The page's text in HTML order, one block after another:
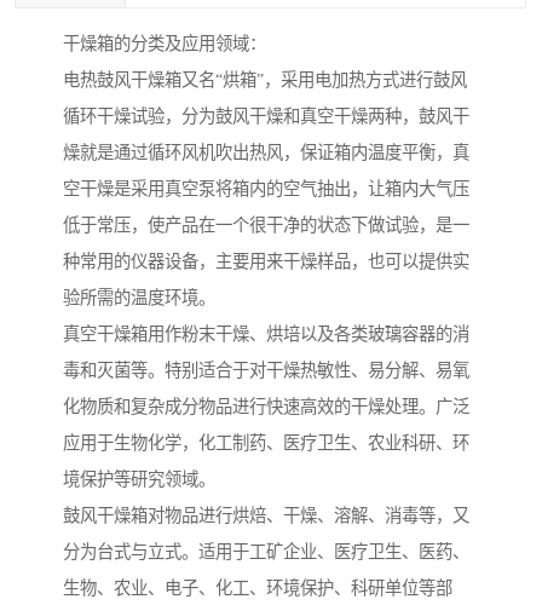
干燥箱的分类及应用领域：
电热鼓风干燥箱又名“烘箱”，采用电加热方式进行鼓风
循环干燥试验，分为鼓风干燥和真空干燥两种，鼓风干
燥就是通过循环风机吹出热风，保证箱内温度平衡，真
空干燥是采用真空泵将箱内的空气抽出，让箱内大气压
低于常压，使产品在一个很干净的状态下做试验，是一
种常用的仪器设备，主要用来干燥样品，也可以提供实
验所需的温度环境。
真空干燥箱用作粉末干燥、烘培以及各类玻璃容器的消
毒和灭菌等。特别适合于对干燥热敏性、易分解、易氧
化物质和复杂成分物品进行快速高效的干燥处理。广泛
应用于生物化学，化工制药、医疗卫生、农业科研、环
境保护等研究领域。
鼓风干燥箱对物品进行烘焙、干燥、溶解、消毒等，又
分为台式与立式。适用于工矿企业、医疗卫生、医药、
生物、农业、电子、化工、环境保护、科研单位等部